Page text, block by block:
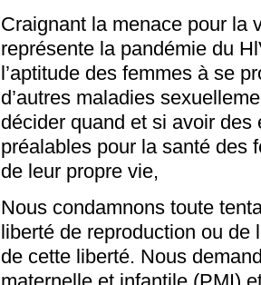
Craignant la menace pour la
représente la pandémie du
l’aptitude des femmes à se
d’autres maladies
décider quand et si avoir
préalables pour la santé des
de leur propre vie,
Nous condamnons toute
liberté de reproduction ou de
de cette liberté. Nous